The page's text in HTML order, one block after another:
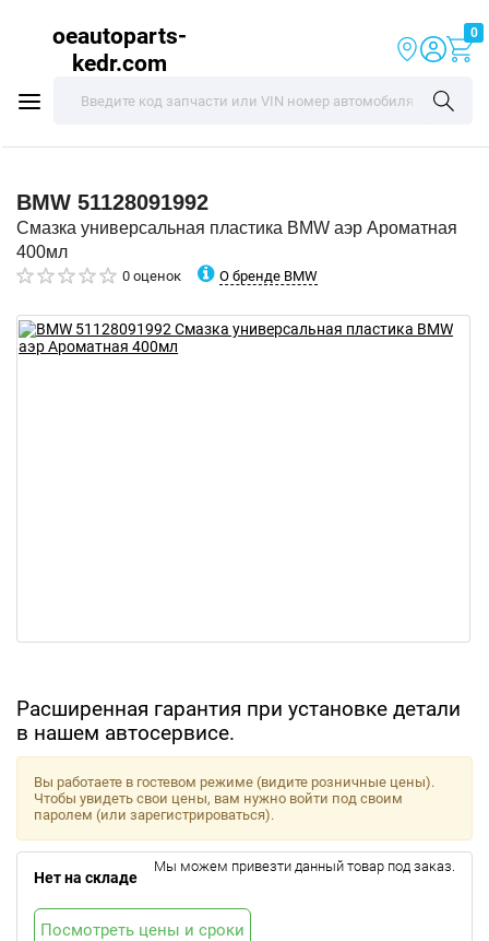
oeautoparts-
kedr.com
0
BMW 51128091992
Смазка универсальная пластика BMW аэр Ароматная
400мл
0 оценок О бренде BMW
Расширенная гарантия при установке детали
в нашем автосервисе.
Вы работаете в гостевом режиме (видите розничные цены).
Чтобы увидеть свои цены, вам нужно войти под своим
паролем (или зарегистрироваться).
Нет на складе
Мы можем привезти данный товар под заказ.
Посмотреть цены и сроки